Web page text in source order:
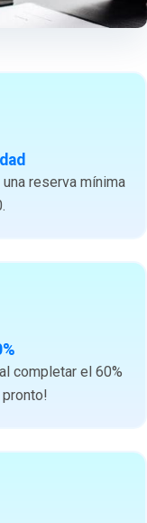
reserva mínima
completar el 60%